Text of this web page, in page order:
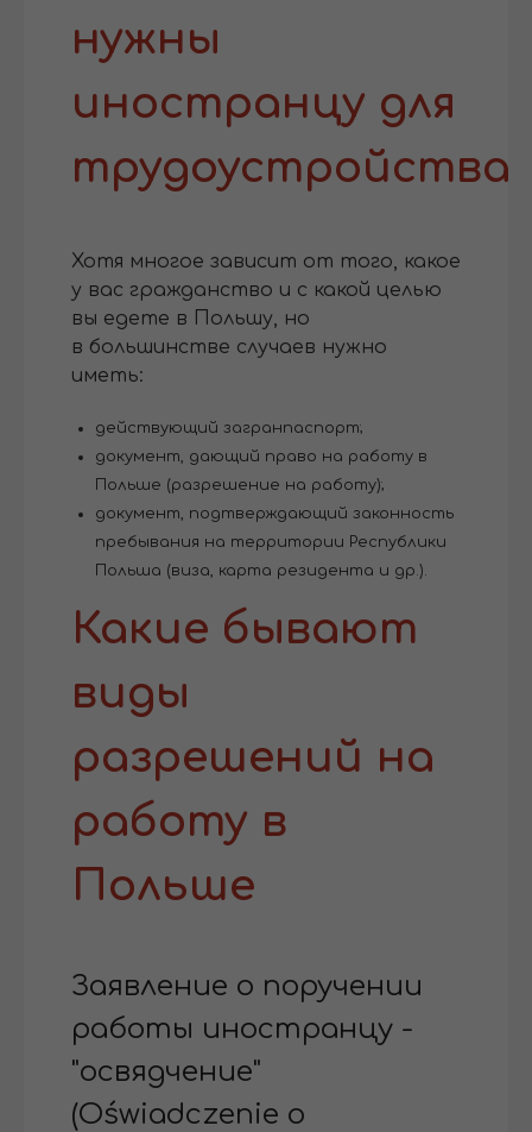
нужны
иностранцу для
трудоустройства
Хотя многое зависит от того, какое
у вас гражданство и с какой целью
вы едете в Польшу, но
в большинстве случаев нужно
иметь:
действующий загранпаспорт;
документ, дающий право на работу в
Польше (разрешение на работу);
документ, подтверждающий законность
пребывания на территории Республики
Польша (виза, карта резидента и др.).
Какие бывают
виды
разрешений на
работу в
Польше
Заявление о поручении
работы иностранцу -
"освядчение"
(Oświadczenie o